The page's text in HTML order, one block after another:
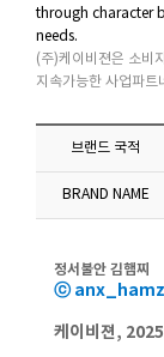
through character
needs.
(주)케이비젼은 소비
지속가능한 사업파트
브랜드 국적
BRAND NAME
정서불안 김햄찌
ⓒ
케이비젼,